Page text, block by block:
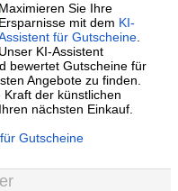
Maximieren Sie Ihre
Ersparnisse mit dem KI-
für Gutscheine
Unser KI-Assistent
bewertet Gutscheine für
Angebote zu finden.
Kraft der künstlichen
nächsten Einkauf.
Gutscheine